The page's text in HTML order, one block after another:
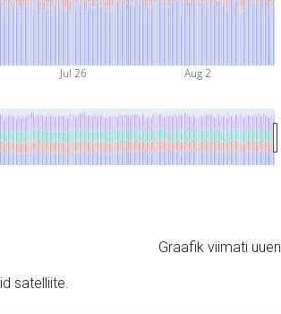
Jul 26 Aug 2
Graafik viimati
satelliite.